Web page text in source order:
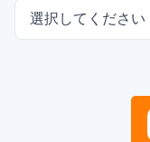
選択してください